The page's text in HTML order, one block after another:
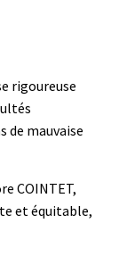
rigoureuse
de mauvaise
COINTET,
et équitable,